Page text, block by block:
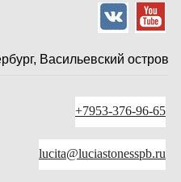
Васильевский остров
+7953-376-96-65
lucita@luciastonesspb.ru